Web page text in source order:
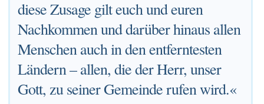
diese Zusage gilt euch und euren
Nachkommen und darüber hinaus allen
Menschen auch in den entferntesten
Ländern – allen, die der Herr, unser
Gott, zu seiner Gemeinde rufen wird.«